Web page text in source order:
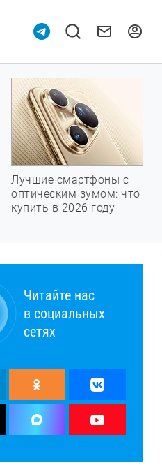
Лучшие смартфоны с
оптическим зумом: что
купить в 2026 году
Читайте нас
в социальных
сетях